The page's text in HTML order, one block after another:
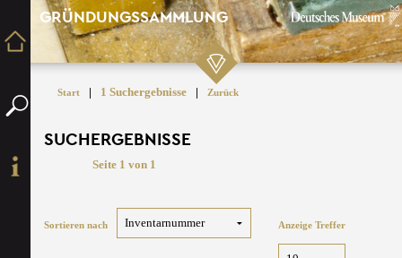
GRÜNDUNGSSAMMLUNG
Start | 1 Suchergebnisse | Zurück
SUCHERGEBNISSE
Seite 1 von 1
Sortieren nach Anzeige Treffer